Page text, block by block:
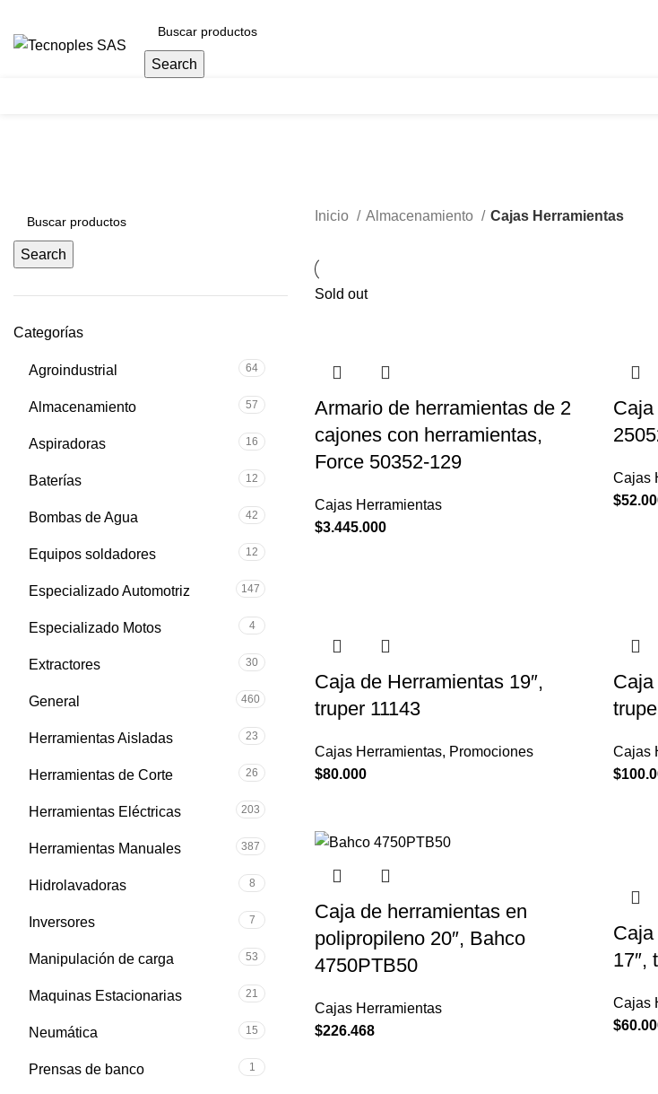
Search
Search
Categorías
Agroindustrial 64
Almacenamiento 57
Aspiradoras 16
Baterías 12
Bombas de Agua 42
Equipos soldadores 12
Especializado Automotriz 147
Especializado Motos 4
Extractores 30
General 460
Herramientas Aisladas 23
Herramientas de Corte 26
Herramientas Eléctricas 203
Herramientas Manuales 387
Hidrolavadoras 8
Inversores 7
Manipulación de carga 53
Maquinas Estacionarias 21
Neumática 15
Prensas de banco 1
Inicio Almacenamiento Cajas Herramientas
Sold out
Armario de herramientas de 2
cajones con herramientas,
Force 50352-129
Cajas Herramientas
$3.445.000
Caja
Cajas
$
Caja de Herramientas 19″,
truper 11143
Cajas Herramientas, Promociones
$80.000
Caja
Cajas
$
Caja de herramientas en
polipropileno 20″, Bahco
4750PTB50
Cajas Herramientas
$226.468
17″,
Cajas
$